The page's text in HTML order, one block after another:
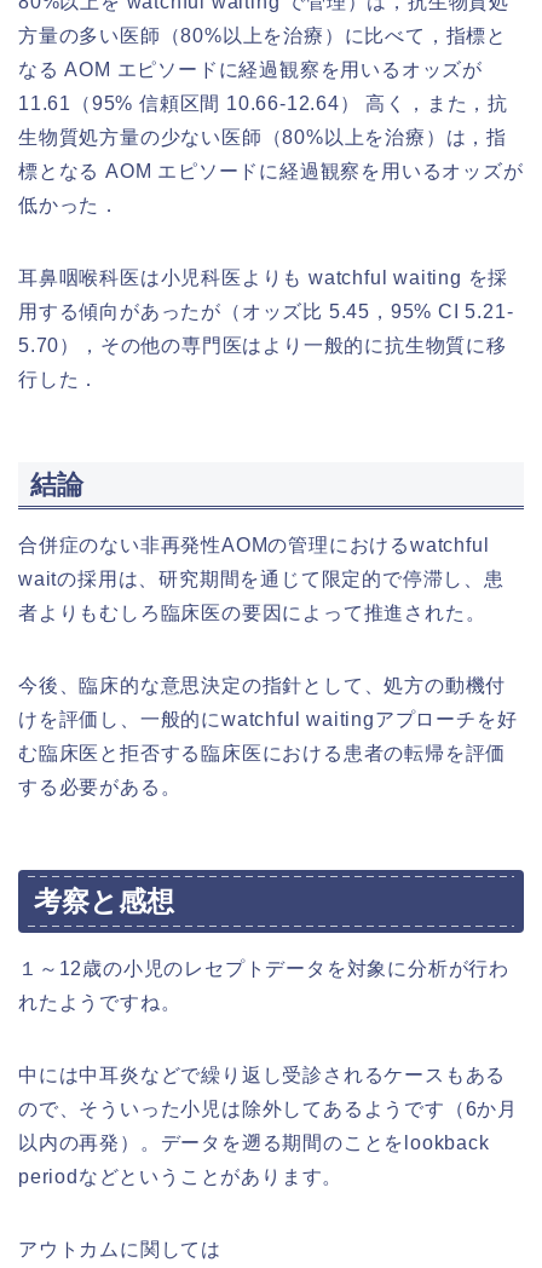
方量の多い医師（80%以上を治療）に比べて，指標と
なる AOM エピソードに経過観察を用いるオッズが
11.61（95% 信頼区間 10.66-12.64） 高く，また，抗
生物質処方量の少ない医師（80%以上を治療）は，指
標となる AOM エピソードに経過観察を用いるオッズが
低かった．
耳鼻咽喉科医は小児科医よりも watchful waiting を採
用する傾向があったが（オッズ比 5.45，95% CI 5.21-
5.70），その他の専門医はより一般的に抗生物質に移
行した．
結論
合併症のない非再発性AOMの管理におけるwatchful
waitの採用は、研究期間を通じて限定的で停滞し、患
者よりもむしろ臨床医の要因によって推進された。
今後、臨床的な意思決定の指針として、処方の動機付
けを評価し、一般的にwatchful waitingアプローチを好
む臨床医と拒否する臨床医における患者の転帰を評価
する必要がある。
考察と感想
１～12歳の小児のレセプトデータを対象に分析が行わ
れたようですね。
中には中耳炎などで繰り返し受診されるケースもある
ので、そういった小児は除外してあるようです（6か月
以内の再発）。データを遡る期間のことをlookback
periodなどということがあります。
アウトカムに関しては